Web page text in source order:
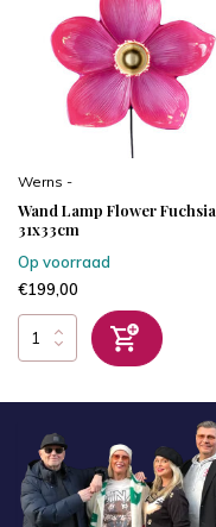
Werns -
Wand Lamp Flower Fuchsia
31x33cm
Op voorraad
€199,00